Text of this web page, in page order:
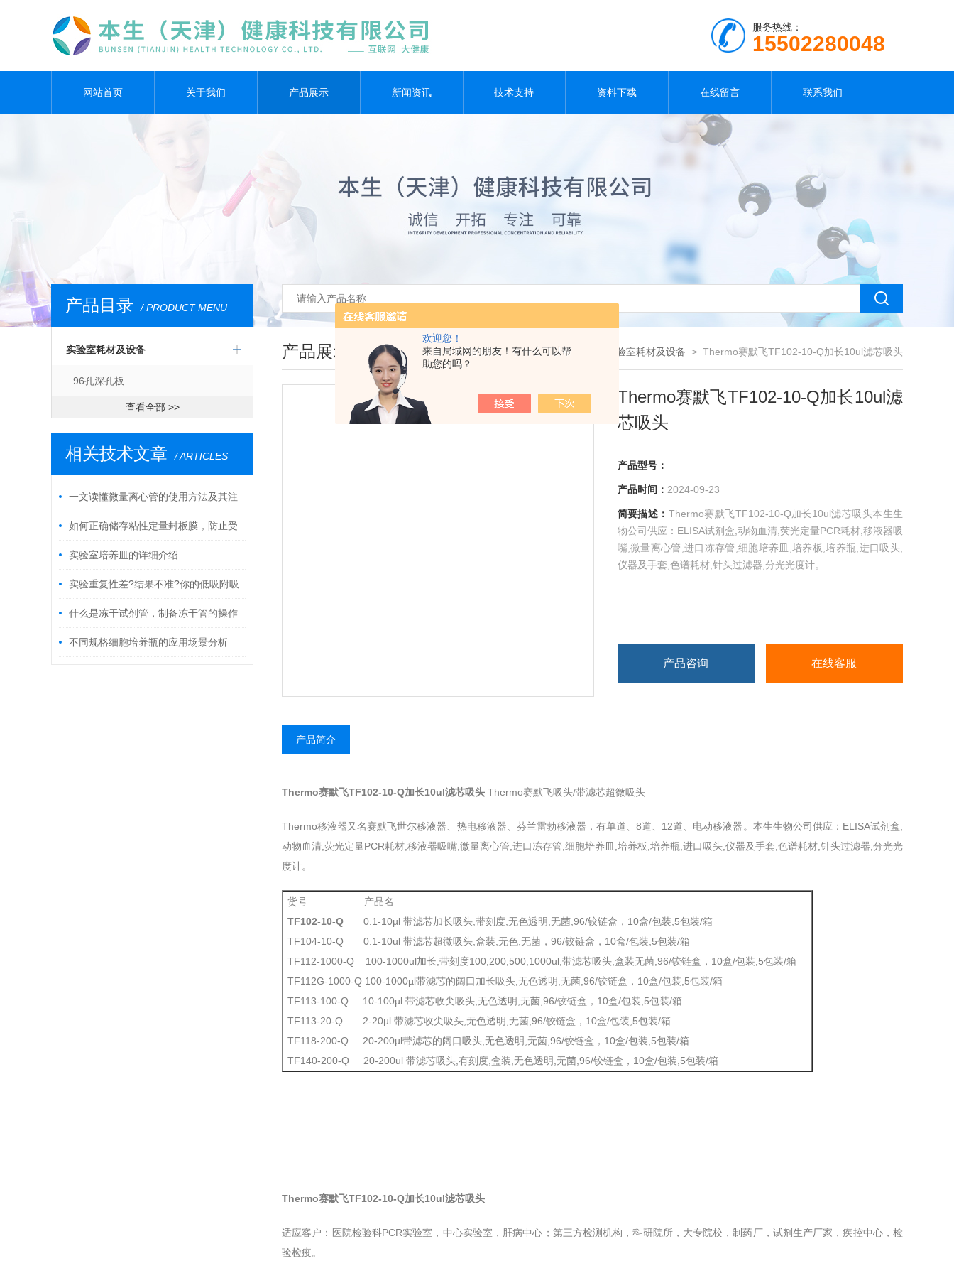
欢迎您！
来自局域网的朋友！有什么可以帮
助您的吗？
服务热线：
15502280048
网站首页 关于我们 产品展示 新闻资讯 技术支持 资料下载 在线留言 联系我们
产品目录 / PRODUCT MENU
实验室耗材及设备
96孔深孔板
查看全部 >>
相关技术文章 / ARTICLES
一文读懂微量离心管的使用方法及其注
意事项
如何正确储存粘性定量封板膜，防止受
潮?实验室培养皿的详细介绍
实验重复性差?结果不准?你的低吸附吸
头可能没选对!
什么是冻干试剂管，制备冻干管的操作
步骤您知道多少?
不同规格细胞培养瓶的应用场景分析
产品展示 您现在的位置：首页>产品展示 实验室耗材及设备 > Thermo赛默飞TF102-10-Q加长10ul滤芯吸头
Thermo赛默飞TF102-10-Q加长10ul滤
芯吸头
产品型号：
产品时间： 2024-09-23
简要描述： Thermo赛默飞TF102-10-Q加长10ul滤芯吸头本生生
物公司供应：ELISA试剂盒,动物血清,荧光定量PCR耗材,移液器吸
嘴,微量离心管,进口冻存管,细胞培养皿,培养板,培养瓶,进口吸头,
仪器及手套,色谱耗材,针头过滤器,分光光度计。
产品咨询 在线客服
产品简介
Thermo赛默飞TF102-10-Q加长10ul滤芯吸头 Thermo赛默飞吸头/带滤芯超微吸头
Thermo移液器又名赛默飞世尔移液器、热电移液器、芬兰雷勃移液器，有单道、8道、12道、电动移液器。本生生物公司供应：ELISA试剂盒,
动物血清,荧光定量PCR耗材,移液器吸嘴,微量离心管,进口冻存管,细胞培养皿,培养板,培养瓶,进口吸头,仪器及手套,色谱耗材,针头过滤器,分光光
度计。
货号 产品名
TF102-10-Q 0.1-10µl 带滤芯加长吸头,带刻度,无色透明,无菌,96/铰链盒，10盒/包装,5包装/箱
TF104-10-Q 0.1-10ul 带滤芯超微吸头,盒装,无色,无菌，96/铰链盒，10盒/包装,5包装/箱
TF112-1000-Q 100-1000ul加长,带刻度100,200,500,1000ul,带滤芯吸头,盒装无菌,96/铰链盒，10盒/包装,5包装/箱
TF112G-1000-Q 100-1000µl带滤芯的阔口加长吸头,无色透明,无菌,96/铰链盒，10盒/包装,5包装/箱
TF113-100-Q 10-100µl 带滤芯收尖吸头,无色透明,无菌,96/铰链盒，10盒/包装,5包装/箱
TF113-20-Q 2-20µl 带滤芯收尖吸头,无色透明,无菌,96/铰链盒，10盒/包装,5包装/箱
TF118-200-Q 20-200µl带滤芯的阔口吸头,无色透明,无菌,96/铰链盒，10盒/包装,5包装/箱
TF140-200-Q 20-200ul 带滤芯吸头,有刻度,盒装,无色透明,无菌,96/铰链盒，10盒/包装,5包装/箱
Thermo赛默飞TF102-10-Q加长10ul滤芯吸头
适应客户：医院检验科PCR实验室，中心实验室，肝病中心；第三方检测机构，科研院所，大专院校，制药厂，试剂生产厂家，疾控中心，检
验检疫。